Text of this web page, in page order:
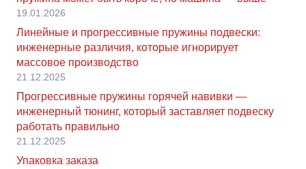
19.01.2026
Линейные и прогрессивные пружины подвески:
инженерные различия, которые игнорирует
массовое производство
21.12.2025
Прогрессивные пружины горячей навивки —
инженерный тюнинг, который заставляет подвеску
работать правильно
21.12.2025
Упаковка заказа